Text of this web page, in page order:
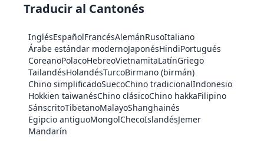
Traducir al Cantonés
InglésEspañolFrancésAlemánRusoItaliano
Árabe estándar modernoJaponésHindiPortugués
CoreanoPolacoHebreoVietnamitaLatínGriego
TailandésHolandésTurcoBirmano (birmán)
Chino simplificadoSuecoChino tradicionalIndonesio
Hokkien taiwanésChino clásicoChino hakkaFilipino
SánscritoTibetanoMalayoShanghainés
Egipcio antiguoMongolChecoIslandésJemer
Mandarín